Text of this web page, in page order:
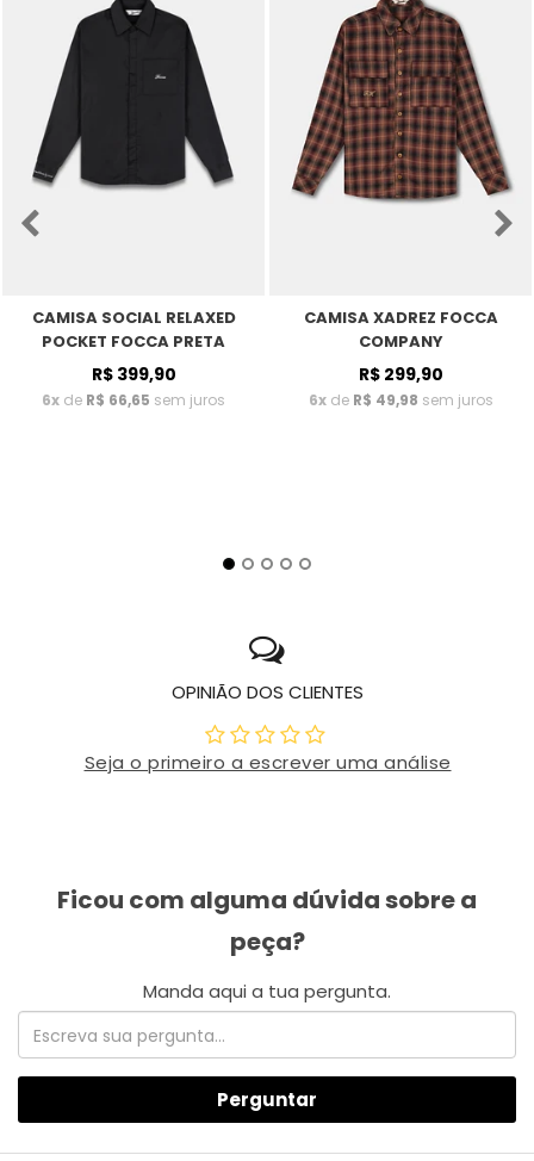
CAMISA SOCIAL RELAXED
POCKET FOCCA PRETA
R$ 399,90
6x de R$ 66,65 sem juros
CAMISA XADREZ FOCCA
COMPANY
R$ 299,90
6xde R$ 49,98 sem juros
OPINIÃO DOS CLIENTES
Seja o primeiro a escrever uma análise
Perguntar